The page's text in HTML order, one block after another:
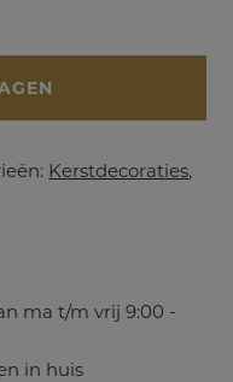
Kerstdecoraties,
ma t/m vrij 9:00 -
in huis